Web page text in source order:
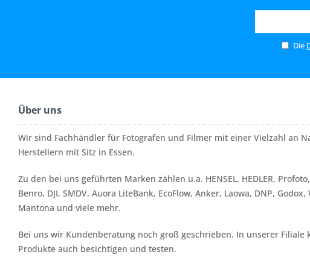
Die
Über uns
Wir sind Fachhändler für Fotografen und Filmer mit einer Vielzahl an
Herstellern mit Sitz in Essen.
Zu den bei uns geführten Marken zählen u.a. HENSEL, HEDLER,
Benro, DJI, SMDV, Auora LiteBank, EcoFlow, Anker, Laowa, DNP,
Mantona und viele mehr.
Bei uns wir Kundenberatung noch groß geschrieben. In unserer Filiale
Produkte auch besichtigen und testen.